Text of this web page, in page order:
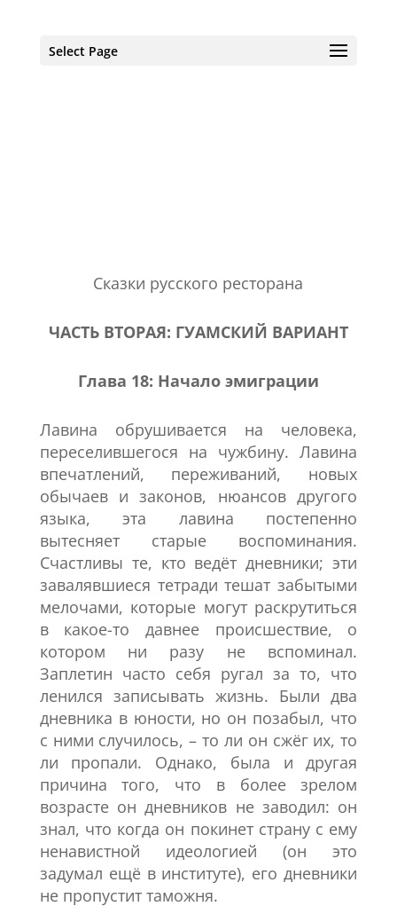
Select Page
Сказки русского ресторана
ЧАСТЬ ВТОРАЯ: ГУАМСКИЙ ВАРИАНТ
Глава 18: Начало эмиграции
Лавина обрушивается на человека,
переселившегося на чужбину. Лавина
впечатлений, переживаний, новых
обычаев и законов, нюансов другого
языка, эта лавина постепенно
вытесняет старые воспоминания.
Счастливы те, кто ведёт дневники; эти
завалявшиеся тетради тешат забытыми
мелочами, которые могут раскрутиться
в какое-то давнее происшествие, о
котором ни разу не вспоминал.
Заплетин часто себя ругал за то, что
ленился записывать жизнь. Были два
дневника в юности, но он позабыл, что
с ними случилось, – то ли он сжёг их, то
ли пропали. Однако, была и другая
причина того, что в более зрелом
возрасте он дневников не заводил: он
знал, что когда он покинет страну с ему
ненавистной идеологией (он это
задумал ещё в институте), его дневники
не пропустит таможня.